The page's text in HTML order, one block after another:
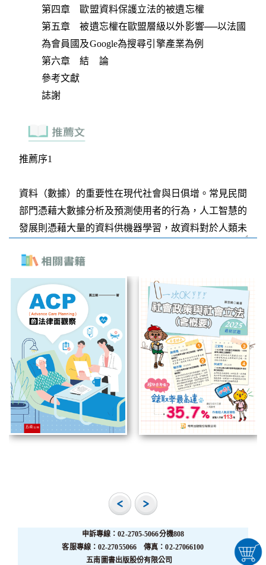
第四章 歐盟資料保護立法的被遺忘權
第五章 被遺忘權在歐盟層級以外影響──以法國
為會員國及Google為搜尋引擎產業為例
第六章 結 論
參考文獻
誌謝
申訴專線：02-2705-5066分機808
客服專線：02-27055066 傳真：02-27066100
五南圖書出版股份有限公司